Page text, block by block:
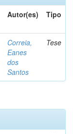
Autor(es) Tipo
Correia,
Eanes
dos
Santos
Tese